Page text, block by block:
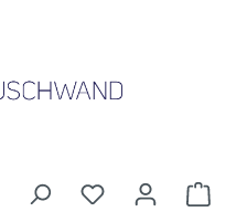
Du hast 0